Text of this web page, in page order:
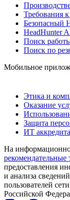
Требования
Безопасный
HeadHunter
Поиск
Поиск по
Мобильное
Этика и
Оказание
Защита
ИТ
На
рекомендательные
предоставления
и анализа
пользователей
Российской